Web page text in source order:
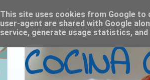
COCINA
This site uses cookies from Google to
user-agent are shared with Google
service, generate usage statistics,